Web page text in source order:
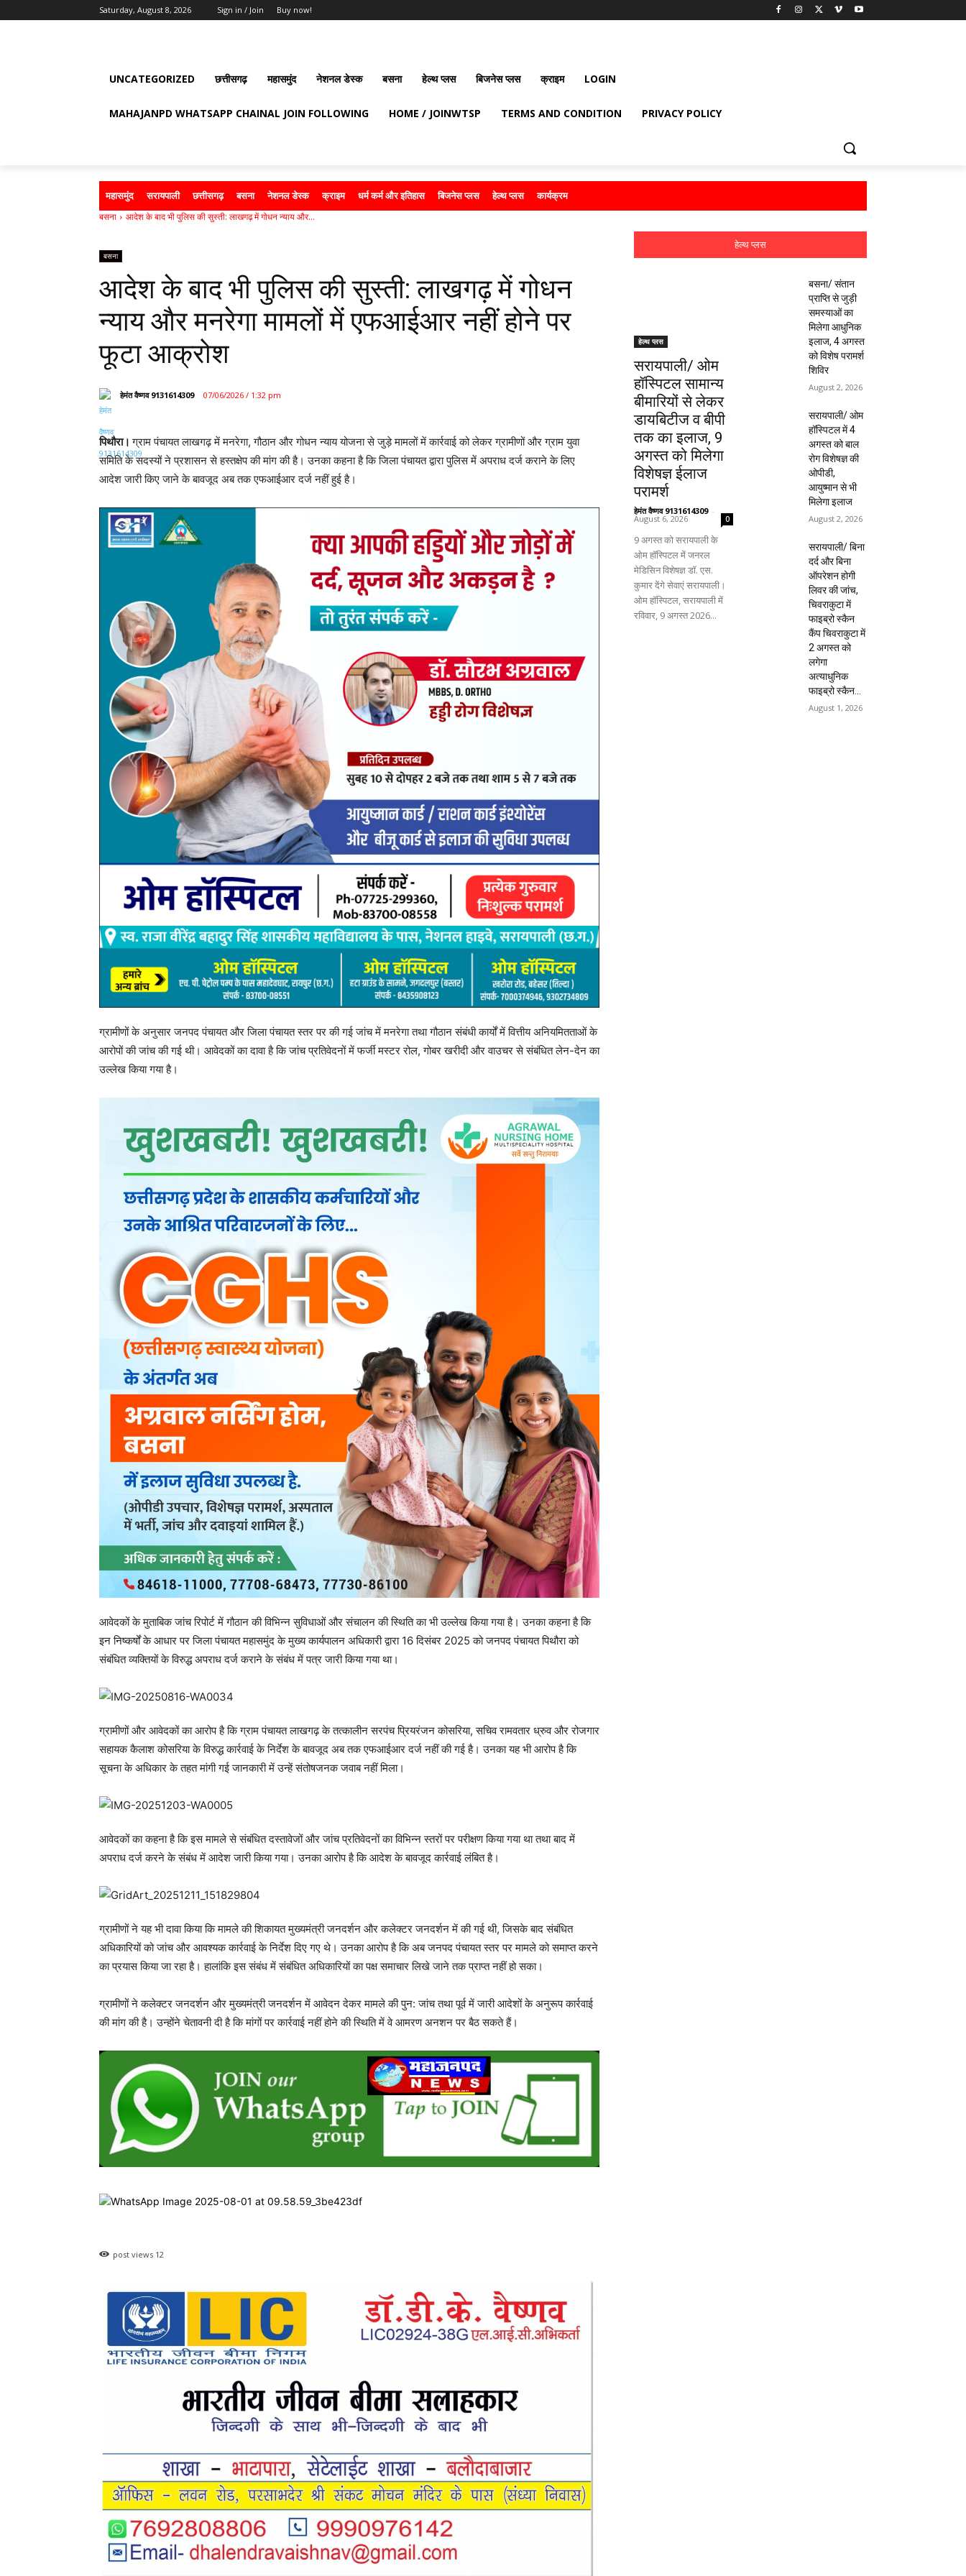
Saturday, August 8, 2026 Sign in / Join Buy now!
UNCATEGORIZED छत्तीसगढ़ महासमुंद नेशनल डेस्क बसना हेल्थ प्लस बिजनेस प्लस क्राइम LOGIN
MAHAJANPD WHATSAPP CHAINAL JOIN FOLLOWING HOME / JOINWTSP TERMS AND CONDITION PRIVACY POLICY
महासमुंद सरायपाली छत्तीसगढ़ बसना नेशनल डेस्क क्राइम धर्म कर्म और इतिहास बिजनेस प्लस हेल्थ प्लस कार्यक्रम
बसना आदेश के बाद भी पुलिस की सुस्ती: लाखगढ़ में गोधन न्याय और...
बसना
आदेश के बाद भी पुलिस की सुस्ती: लाखगढ़ में गोधन
न्याय और मनरेगा मामलों में एफआईआर नहीं होने पर
फूटा आक्रोश
हेमंत वैष्णव 9131614309 07/06/2026 / 1:32 pm
पिथौरा।ग्राम पंचायत लाखगढ़ में मनरेगा, गौठान और गोधन न्याय योजना से जुड़े मामलों में कार्रवाई को लेकर ग्रामीणों और ग्राम युवा
समिति के सदस्यों ने प्रशासन से हस्तक्षेप की मांग की है। उनका कहना है कि जिला पंचायत द्वारा पुलिस में अपराध दर्ज कराने के लिए
आदेश जारी किए जाने के बावजूद अब तक एफआईआर दर्ज नहीं हुई है।
ग्रामीणों के अनुसार जनपद पंचायत और जिला पंचायत स्तर पर की गई जांच में मनरेगा तथा गौठान संबंधी कार्यों में वित्तीय अनियमितताओं के
आरोपों की जांच की गई थी। आवेदकों का दावा है कि जांच प्रतिवेदनों में फर्जी मस्टर रोल, गोबर खरीदी और वाउचर से संबंधित लेन-देन का
आवेदकों के मुताबिक जांच रिपोर्ट में गौठान की विभिन्न सुविधाओं और संचालन की स्थिति का भी उल्लेख किया गया है। उनका कहना है कि
इन निष्कर्षों के आधार पर जिला पंचायत महासमुंद के मुख्य कार्यपालन अधिकारी द्वारा 16 दिसंबर 2025 को जनपद पंचायत पिथौरा को
संबंधित व्यक्तियों के विरुद्ध अपराध दर्ज कराने के संबंध में पत्र जारी किया गया था।
ग्रामीणों और आवेदकों का आरोप है कि ग्राम पंचायत लाखगढ़ के तत्कालीन सरपंच प्रियरंजन कोसरिया, सचिव रामवतार ध्रुव और रोजगार
सहायक कैलाश कोसरिया के विरुद्ध कार्रवाई के निर्देश के बावजूद अब तक एफआईआर दर्ज नहीं की गई है। उनका यह भी आरोप है कि
सूचना के अधिकार के तहत मांगी गई जानकारी में उन्हें संतोषजनक जवाब नहीं मिला।
आवेदकों का कहना है कि इस मामले से संबंधित दस्तावेजों और जांच प्रतिवेदनों का विभिन्न स्तरों पर परीक्षण किया गया था तथा बाद में
अपराध दर्ज करने के संबंध में आदेश जारी किया गया। उनका आरोप है कि आदेश के बावजूद कार्रवाई लंबित है।
ग्रामीणों ने यह भी दावा किया कि मामले की शिकायत मुख्यमंत्री जनदर्शन और कलेक्टर जनदर्शन में की गई थी, जिसके बाद संबंधित
अधिकारियों को जांच और आवश्यक कार्रवाई के निर्देश दिए गए थे। उनका आरोप है कि अब जनपद पंचायत स्तर पर मामले को समाप्त करने
का प्रयास किया जा रहा है। हालांकि इस संबंध में संबंधित अधिकारियों का पक्ष समाचार लिखे जाने तक प्राप्त नहीं हो सका।
ग्रामीणों ने कलेक्टर जनदर्शन और मुख्यमंत्री जनदर्शन में आवेदन देकर मामले की पुन: जांच तथा पूर्व में जारी आदेशों के अनुरूप कार्रवाई
की मांग की है। उन्होंने चेतावनी दी है कि मांगों पर कार्रवाई नहीं होने की स्थिति में वे आमरण अनशन पर बैठ सकते हैं।
post views 12
Share
ADV.
RECENT POSTS
बसना/ राज्यपाल रमेन डेका का बसना प्रवास,विधायक डॉ. सम्पत अग्रवाल के निवास ‘नीलांचल
भवन’ में पुष्प वर्षा से हुआ भव्य स्वागत
हेमंत वैष्णव 9131614309 - August 8, 2026 0
बसना/ राज्यपाल रमेन डेका का बसना प्रवास,विधायक डॉ. सम्पत अग्रवाल के निवास ‘नीलांचल भवन’ में पुष्प वर्षा से हुआ भव्य स्वागत छत्तीसगढ़ के महामहिम...
बसना/ पिरदा में परिवहन संबंधी कार्यों के लिए राम परिवहन सुविधा केंद्र की सुविधा
हेमंत वैष्णव 9131614309 August 8, 2026
हेल्थ प्लस
हेल्थ प्लस
सरायपाली/ ओम
हॉस्पिटल सामान्य
बीमारियों से लेकर
डायबिटीज व बीपी
तक का इलाज, 9
अगस्त को मिलेगा
विशेषज्ञ ईलाज
परामर्श
हेमंत वैष्णव 9131614309 -
August 6, 2026 0
9 अगस्त को सरायपाली के
ओम हॉस्पिटल में जनरल
मेडिसिन विशेषज्ञ डॉ. एस.
कुमार देंगे सेवाएं सरायपाली।
ओम हॉस्पिटल, सरायपाली में
रविवार, 9 अगस्त 2026...
बसना/ संतान
प्राप्ति से जुड़ी
समस्याओं का
मिलेगा आधुनिक
इलाज, 4 अगस्त
को विशेष परामर्श
शिविर
August 2, 2026
सरायपाली/ ओम
हॉस्पिटल में 4
अगस्त को बाल
रोग विशेषज्ञ की
ओपीडी,
आयुष्मान से भी
मिलेगा इलाज
August 2, 2026
सरायपाली/ बिना
दर्द और बिना
ऑपरेशन होगी
लिवर की जांच,
चिवराकुटा में
फाइब्रो स्कैन
कैंप चिवराकुटा में
2 अगस्त को
लगेगा
अत्याधुनिक
फाइब्रो स्कैन...
August 1, 2026